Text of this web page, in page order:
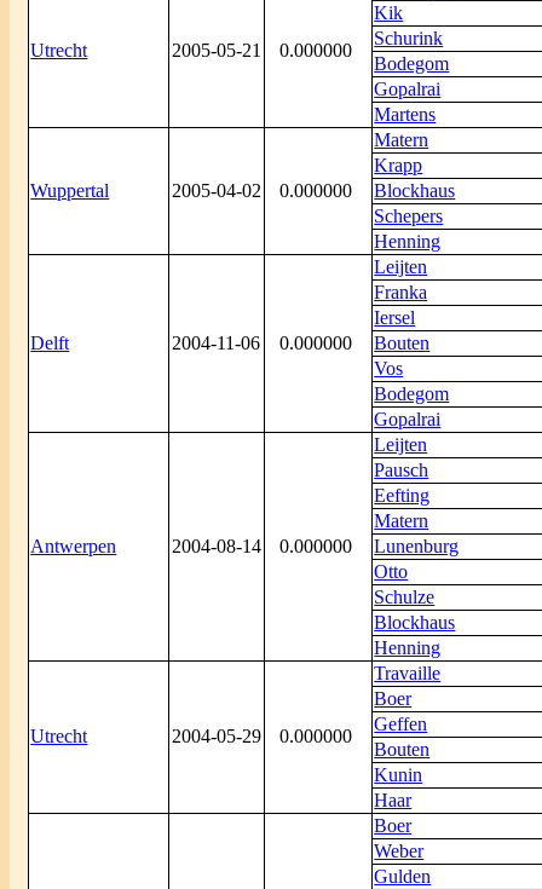
Utrecht 2005-05-21 0.000000
Kik
Schurink
Bodegom
Gopalrai
Martens
Wuppertal 2005-04-02 0.000000
Matern
Krapp
Blockhaus
Schepers
Henning
Delft 2004-11-06 0.000000
Leijten
Franka
Iersel
Bouten
Vos
Bodegom
Gopalrai
Antwerpen 2004-08-14 0.000000
Leijten
Pausch
Eefting
Matern
Lunenburg
Otto
Schulze
Blockhaus
Henning
Utrecht 2004-05-29 0.000000
Travaille
Boer
Geffen
Bouten
Kunin
Haar
Boer
Weber
Gulden